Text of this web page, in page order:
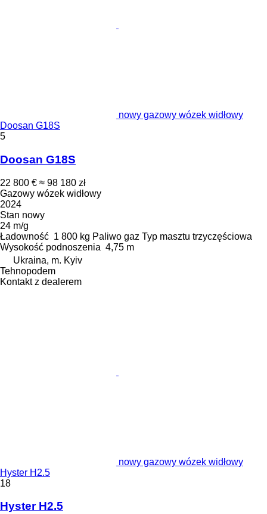
nowy gazowy wózek widłowy
Doosan G18S
5
Doosan G18S
22 800 € ≈ 98 180 zł
Gazowy wózek widłowy
2024
Stan nowy
24 m/g
Ładowność 1 800 kg Paliwo gaz Typ masztu trzyczęściowa
Wysokość podnoszenia 4,75 m
Ukraina, m. Kyiv
Tehnopodem
Kontakt z dealerem
nowy gazowy wózek widłowy
Hyster H2.5
18
Hyster H2.5